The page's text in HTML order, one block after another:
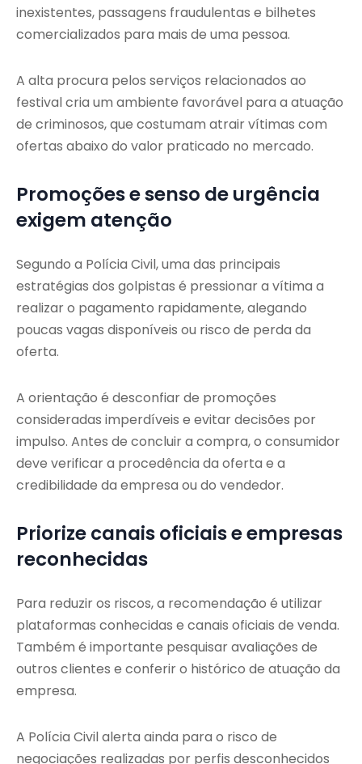
inexistentes, passagens fraudulentas e bilhetes
comercializados para mais de uma pessoa.
A alta procura pelos serviços relacionados ao
festival cria um ambiente favorável para a atuação
de criminosos, que costumam atrair vítimas com
ofertas abaixo do valor praticado no mercado.
Promoções e senso de urgência
exigem atenção
Segundo a Polícia Civil, uma das principais
estratégias dos golpistas é pressionar a vítima a
realizar o pagamento rapidamente, alegando
poucas vagas disponíveis ou risco de perda da
oferta.
A orientação é desconfiar de promoções
consideradas imperdíveis e evitar decisões por
impulso. Antes de concluir a compra, o consumidor
deve verificar a procedência da oferta e a
credibilidade da empresa ou do vendedor.
Priorize canais oficiais e empresas
reconhecidas
Para reduzir os riscos, a recomendação é utilizar
plataformas conhecidas e canais oficiais de venda.
Também é importante pesquisar avaliações de
outros clientes e conferir o histórico de atuação da
empresa.
A Polícia Civil alerta ainda para o risco de
negociações realizadas por perfis desconhecidos